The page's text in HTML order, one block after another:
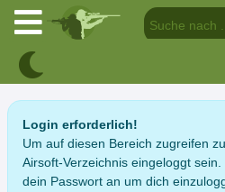
Login erforderlich!
Um auf diesen Bereich zugreifen
Airsoft-Verzeichnis eingeloggt
dein Passwort an um dich